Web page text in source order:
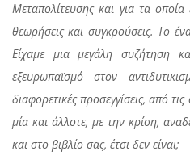
Μεταπολίτευσης και για τα οποία
θεωρήσεις και συγκρούσεις. Το
Είχαμε μια μεγάλη συζήτηση
εξευρωπαϊσμό στον
διαφορετικές προσεγγίσεις, από
μία και άλλοτε, με την κρίση,
και στο βιβλίο σας, έτσι δεν είναι;